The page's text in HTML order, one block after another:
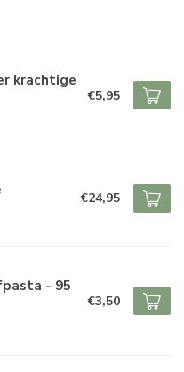
krachtige
€5,95
€24,95
- 95
€3,50